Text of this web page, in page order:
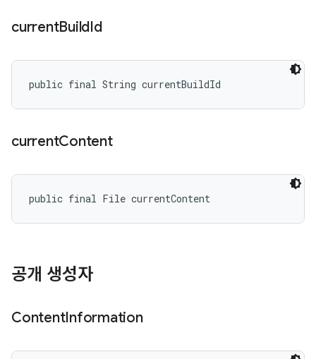
currentBuildId
public final String currentBuildId
currentContent
public final File currentContent
공개 생성자
ContentInformation